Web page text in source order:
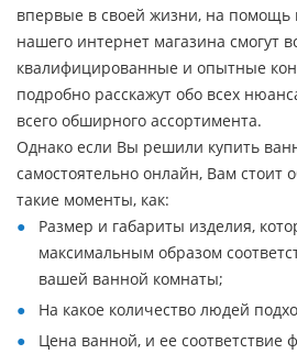
впервые в своей жизни, на помощь
нашего интернет магазина смогут
квалифицированные и опытные
подробно расскажут обо всех
всего обширного ассортимента.
Однако если Вы решили купить
самостоятельно онлайн, Вам стоит
такие моменты, как:
Размер и габариты изделия,
максимальным образом
вашей ванной комнаты;
На какое количество людей
Цена ванной, и ее соответствие